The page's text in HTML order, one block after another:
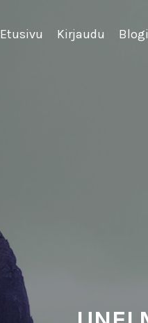
Etusivu Kirjaudu Blogi